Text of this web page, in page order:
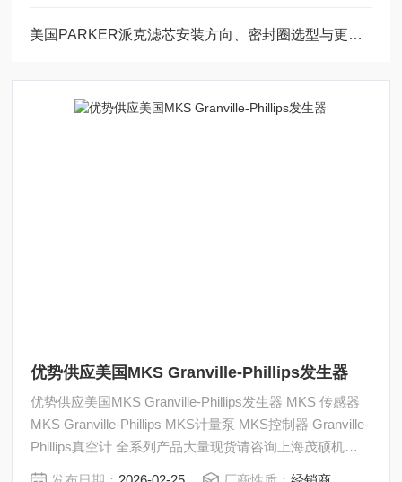
美国PARKER派克滤芯安装方向、密封圈选型与更换时的防污染操作规范
优势供应美国MKS Granville-Phillips发生器
优势供应美国MKS Granville-Phillips发生器 MKS 传感器
MKS Granville-Phillips MKS计量泵 MKS控制器 Granville-
Phillips真空计 全系列产品大量现货请咨询上海茂硕机械
设备有限公司